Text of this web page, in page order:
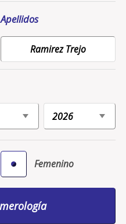
Apellidos
Femenino